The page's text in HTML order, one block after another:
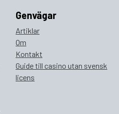
Genvägar
Artiklar
Om
Kontakt
Guide till casino utan svensk
licens